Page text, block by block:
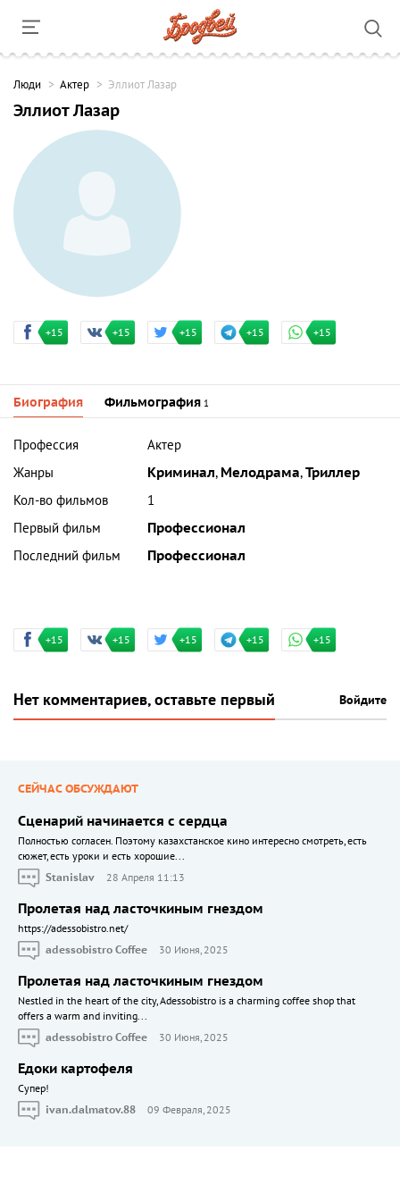
Люди Актер Эллиот Лазар
Эллиот Лазар
+15 +15 +15 +15 +15
Биография Фильмография 1
Профессия
Актер
Жанры
Криминал, Мелодрама,Триллер
Кол-во фильмов
1
Первый фильм
Профессионал
Последний фильм
Профессионал
+15 +15 +15 +15 +15
Нет комментариев, оставьте первый Войдите
СЕЙЧАС ОБСУЖДАЮТ
Сценарий начинается с сердца
Полностью согласен. Поэтому казахстанское кино интересно смотреть, есть
сюжет, есть уроки и есть хорошие...
Stanislav
28 Апреля 11:13
Пролетая над ласточкиным гнездом
https://adessobistro.net/
adessobistro Coffee
30 Июня, 2025
Пролетая над ласточкиным гнездом
Nestled in the heart of the city, Adessobistro is a charming coffee shop that
offers a warm and inviting...
adessobistro Coffee
30 Июня, 2025
Едоки картофеля
Cупер!
ivan.dalmatov.88
09 Февраля, 2025